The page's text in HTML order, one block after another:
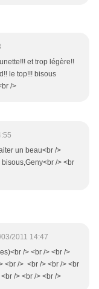
et trop légère!!
le top!!! bisous
/>
un beau<br />
/> <br
2011 14:47
/> <br /> <br />
<br /> <br /> <br /> <br
<br /> <br /> <br />